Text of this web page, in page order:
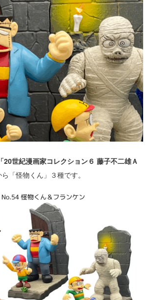
「20世紀漫画家コレクション６ 藤子不二雄Ａ
「怪物くん」３種です。